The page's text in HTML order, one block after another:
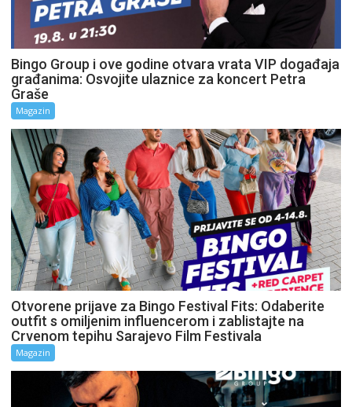
Bingo Group i ove godine otvara vrata VIP događaja
građanima: Osvojite ulaznice za koncert Petra
Graše
Magazin
Otvorene prijave za Bingo Festival Fits: Odaberite
outfit s omiljenim influencerom i zablistajte na
Crvenom tepihu Sarajevo Film Festivala
Magazin